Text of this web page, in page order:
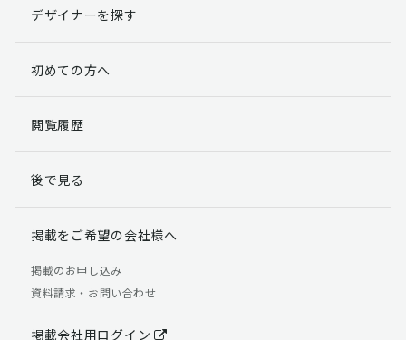
す。
らかじめご了承ください。
個人情報の開示請求について
る権利があります。
「個人情報の取り扱いについて」
【お問合せ先】 個人情報問合せ窓口
TEL：03-5411-7891（平日9:00 ～ 18:00）
デザイナーを探す
初めての方へ
閲覧履歴
後で見る
掲載をご希望の会社様へ
掲載のお申し込み
資料請求・お問い合わせ
掲載会社用ログイン